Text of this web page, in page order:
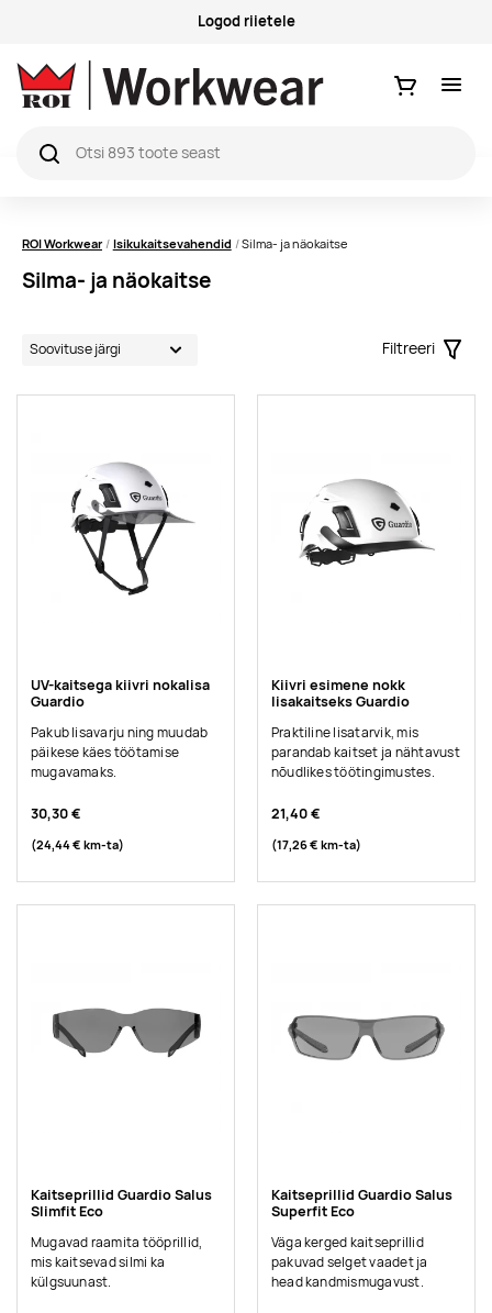
Logod riietele
Ostukorv
ROI Workwear Isikukaitsevahendid Silma- ja näokaitse
Silma- ja näokaitse
Filtreeri
Filter
UV-kaitsega kiivri nokalisa
Guardio
Pakub lisavarju ning muudab
päikese käes töötamise
mugavamaks.
30,30 €
(24,44 € km-ta)
Kiivri esimene nokk
lisakaitseks Guardio
Praktiline lisatarvik, mis
parandab kaitset ja nähtavust
nõudlikes töötingimustes.
21,40 €
(17,26 € km-ta)
Kaitseprillid Guardio Salus
Slimfit Eco
Mugavad raamita tööprillid,
mis kaitsevad silmi ka
külgsuunast.
Kaitseprillid Guardio Salus
Superfit Eco
Väga kerged kaitseprillid
pakuvad selget vaadet ja
head kandmismugavust.